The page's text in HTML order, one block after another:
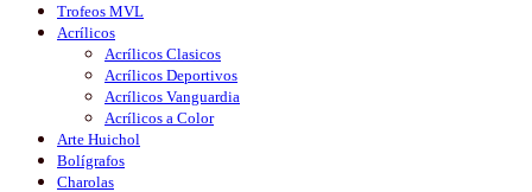
Trofeos MVL
Acrílicos
Acrílicos Clasicos
Acrílicos Deportivos
Acrílicos Vanguardia
Acrílicos a Color
Arte Huichol
Bolígrafos
Charolas